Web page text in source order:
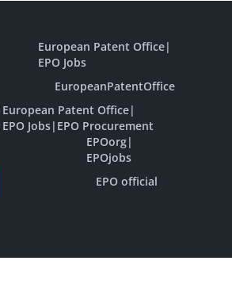
European Patent Office|
EPO Jobs
EuropeanPatentOffice
European Patent Office|
EPO Jobs| EPO Procurement
EPOorg|
EPOjobs
EPO official